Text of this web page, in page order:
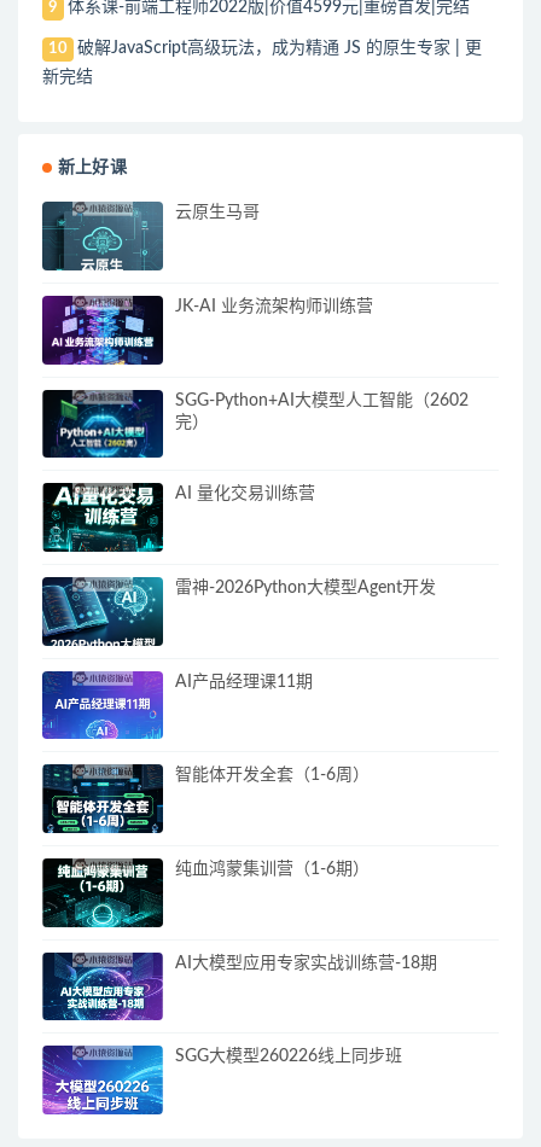
9 体系课-前端工程师2022版|价值4599元|重磅首发|完结
10
破解JavaScript高级玩法，成为精通 JS 的原生专家 | 更
新完结
新上好课
云原生马哥
JK-AI 业务流架构师训练营
SGG-Python+AI大模型人工智能（2602
完）
AI 量化交易训练营
雷神-2026Python大模型Agent开发
AI产品经理课11期
智能体开发全套（1-6周）
纯血鸿蒙集训营（1-6期）
AI大模型应用专家实战训练营-18期
SGG大模型260226线上同步班